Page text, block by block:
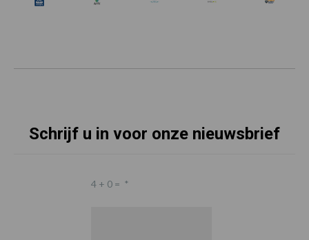
Schrijf u in voor onze nieuwsbrief
4 + 0 = *